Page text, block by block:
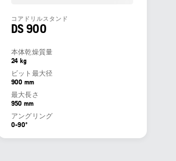
コアドリルスタンド
DS 900
本体乾燥質量
24 kg
ビット最大径
900 mm
最大長さ
950 mm
アングリング
0-90º